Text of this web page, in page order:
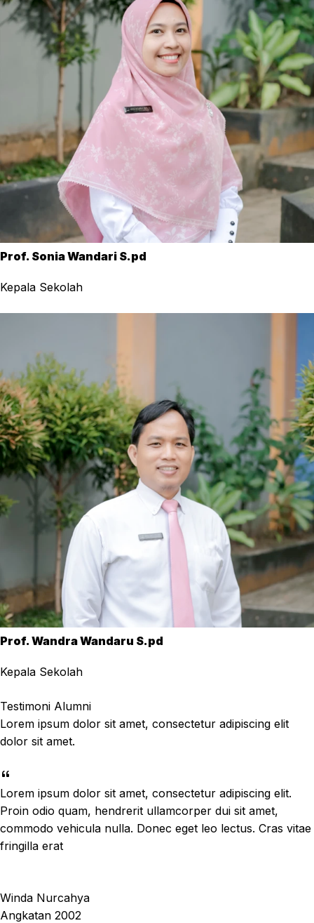
Prof. Sonia Wandari S.pd
Kepala Sekolah
Prof. Wandra Wandaru S.pd
Kepala Sekolah
Testimoni Alumni
Lorem ipsum dolor sit amet, consectetur adipiscing elit
dolor sit amet.
Lorem ipsum dolor sit amet, consectetur adipiscing elit.
Proin odio quam, hendrerit ullamcorper dui sit amet,
commodo vehicula nulla. Donec eget leo lectus. Cras vitae
fringilla erat
Winda Nurcahya
Angkatan 2002